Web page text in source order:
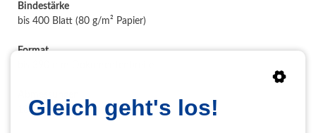
Bindestärke
bis 400 Blatt (80 g/m² Papier)
Format
130 x 475 x 225 mm (H x B x T)
Gleich geht's los!